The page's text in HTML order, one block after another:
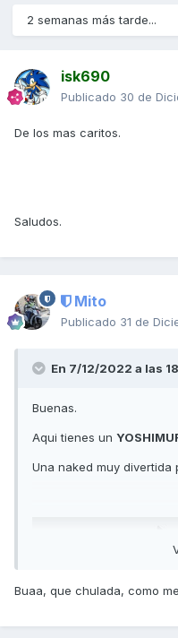
2 semanas más tarde...
isk690
Publicado 30 de
De los mas caritos.
Saludos.
Mito
Publicado 31 de
En 7/12/2022 a las
Buenas.
Aqui tienes un
Una naked muy
Buaa, que chulada, como